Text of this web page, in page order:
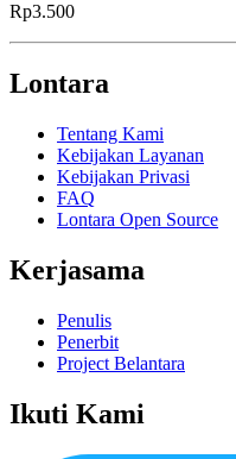
Rp3.500
Lontara
Tentang Kami
Kebijakan Layanan
Kebijakan Privasi
FAQ
Lontara Open Source
Kerjasama
Penulis
Penerbit
Project Belantara
Ikuti Kami